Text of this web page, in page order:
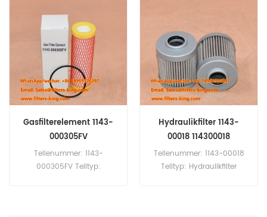
Verwendung für Komatsu
WA320-3H, WA380-3,
WA420-3H.
Gasfilterelement 1143-
000305FV
Teilenummer: 1143-
000305FV Teiltyp:
Hydraulikfilter 1143-
00018 114300018
Teilenummer: 1143-00018
Teiltyp: Hydraulikfilter